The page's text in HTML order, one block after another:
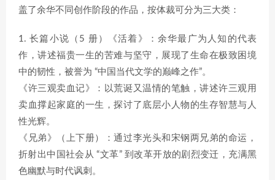
盖了余华不同创作阶段的作品，按体裁可分为三大类：
1. 长篇小说（5 册）《活着》：余华最广为人知的代表
作，讲述福贵一生的苦难与坚守，展现了生命在极致困境
中的韧性，被誉为 “中国当代文学的巅峰之作”。
《许三观卖血记》：以荒诞又温情的笔触，讲述许三观用
卖血撑起家庭的一生，探讨了底层小人物的生存智慧与人
性光辉。
《兄弟》（上下册）：通过李光头和宋钢两兄弟的命运，
折射出中国社会从 “文革” 到改革开放的剧烈变迁，充满黑
色幽默与时代讽刺。